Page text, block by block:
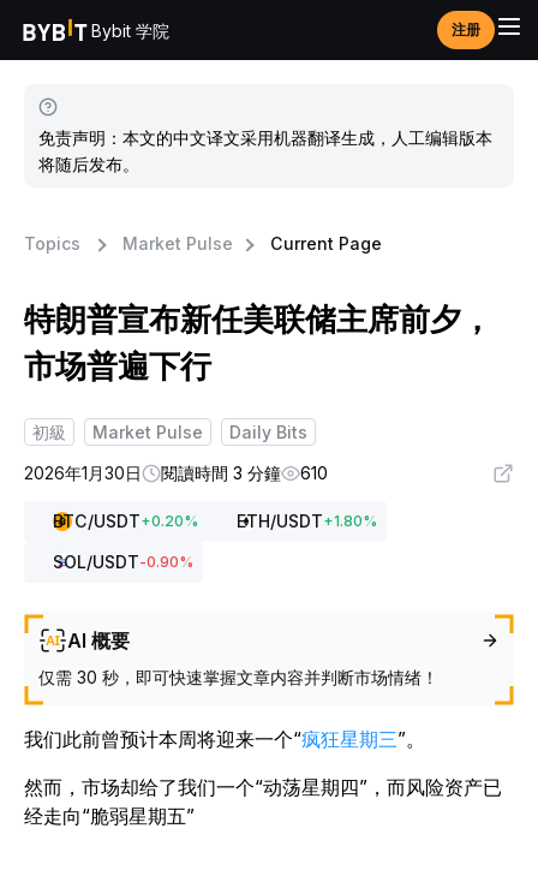
Bybit 学院 注册
免责声明：本文的中文译文采用机器翻译生成，人工编辑版本
将随后发布。
Topics Market Pulse Current Page
特朗普宣布新任美联储主席前夕，
市场普遍下行
初級 Market Pulse
Daily Bits
2026年1月30日
閱讀時間 3 分鐘 610
BTC/USDT+0.20% ETH/USDT+1.80%
SOL/USDT-0.90%
AI 概要
仅需 30 秒，即可快速掌握文章内容并判断市场情绪！
我们此前曾预计本周将迎来一个“疯狂星期三”。
然而，市场却给了我们一个“动荡星期四”，而风险资产已
经走向“脆弱星期五”